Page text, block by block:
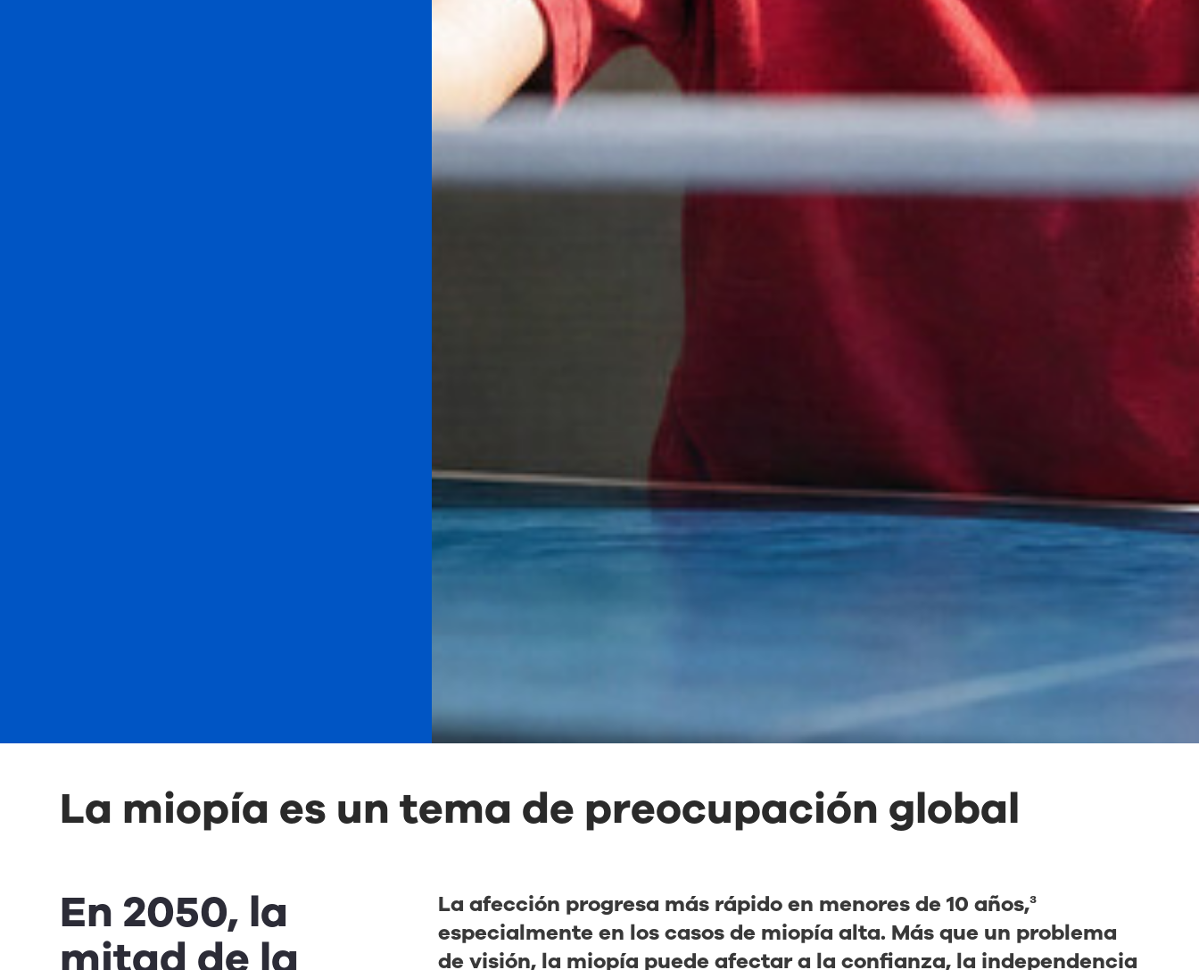
La miopía es un tema de preocupación global
En 2050, la
La afección progresa más rápido en menores de 10 años,³
especialmente en los casos de miopía alta. Más que un problema
de visión, la miopía puede afectar a la confianza, la independencia